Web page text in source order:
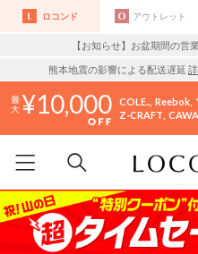
ロコンド アウトレット
【お知らせ】お盆期間の営
熊本地震の影響による配送遅延
10,000 COLE.. Reebok
Z-CRAFT